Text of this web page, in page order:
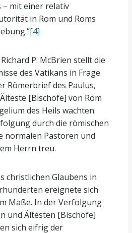
– mit einer relativ
in Rom und Roms
[4]
P. McBrien stellt die
des Vatikans in Frage.
Römerbrief des Paulus,
[Bischöfe] von Rom
des Heils wachten.
durch die römischen
normalen Pastoren und
Herrn treu.
christlichen Glaubens in
ereignete sich
Maße. In der Verfolgung
und Ältesten [Bischöfe]
sich eifrig der